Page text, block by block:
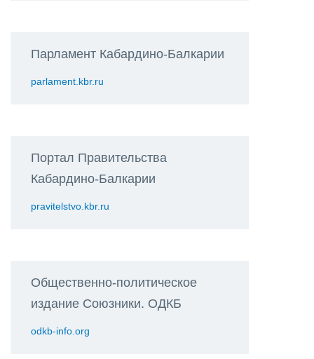
Парламент Кабардино-Балкарии
parlament.kbr.ru
Портал Правительства
Кабардино-Балкарии
pravitelstvo.kbr.ru
Общественно-политическое
издание Союзники. ОДКБ
odkb-info.org